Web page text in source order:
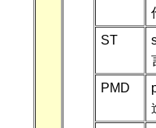
ST
PMD